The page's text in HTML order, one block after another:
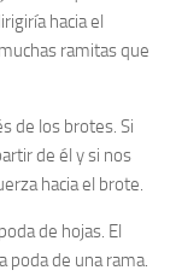
hacia el
ramitas que
de los brotes. Si
de él y si nos
hacia el brote.
de hojas. El
poda de una rama.